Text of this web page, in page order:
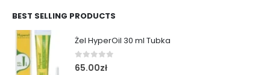
BEST SELLING PRODUCTS
Żel HyperOil 30 ml Tubka
0out of 5
65.00zł